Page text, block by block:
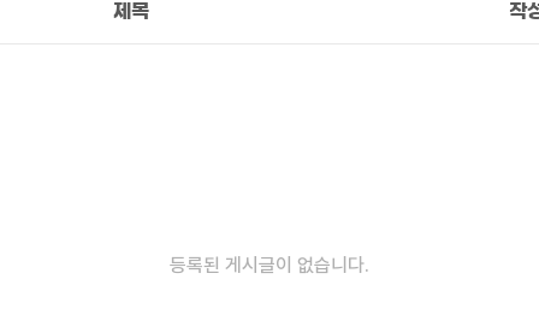
제목 작
등록된 게시글이 없습니다.